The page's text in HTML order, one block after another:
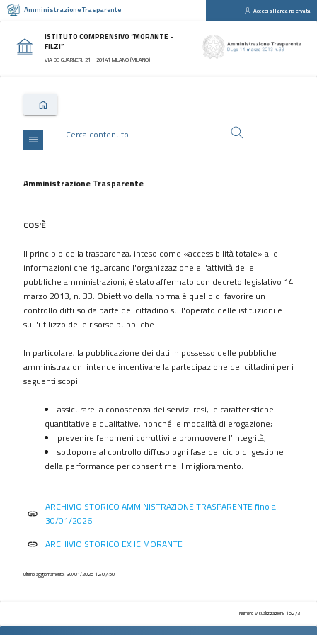
Amministrazione Trasparente Accedi all'area riservata
ISTITUTO COMPRENSIVO “MORANTE -
FILZI”
VIA DE GUARNERI, 21 - 20141 MILANO (MILANO)
Sezioni
Disposizioni
Generali
Consulenti
collaboratori
Bandi
Performance
Enti
controllati
Attività
e
procedimenti
Controlli
sulle
contratti
contributi
sussidi
vantaggi
Bilanci
e
menu
Amministrazione Trasparente
COS'È
Il principio della trasparenza, inteso come «accessibilità totale» alle
informazioni che riguardano l'organizzazione e l'attività delle
pubbliche amministrazioni, è stato affermato con decreto legislativo 14
marzo 2013, n. 33. Obiettivo della norma è quello di favorire un
controllo diffuso da parte del cittadino sull'operato delle istituzioni e
sull'utilizzo delle risorse pubbliche.
In particolare, la pubblicazione dei dati in possesso delle pubbliche
amministrazioni intende incentivare la partecipazione dei cittadini per i
seguenti scopi:
assicurare la conoscenza dei servizi resi, le caratteristiche
quantitative e qualitative, nonché le modalità di erogazione;
prevenire fenomeni corruttivi e promuovere l’integrità;
sottoporre al controllo diffuso ogni fase del ciclo di gestione
della performance per consentirne il miglioramento.
link
ARCHIVIO STORICO AMMINISTRAZIONE TRASPARENTE fino al
30/01/2026
link ARCHIVIO STORICO EX IC MORANTE
Ultimo aggiornamento: 30/01/2026 12:07:50
Numero Visualizzazioni: 16273